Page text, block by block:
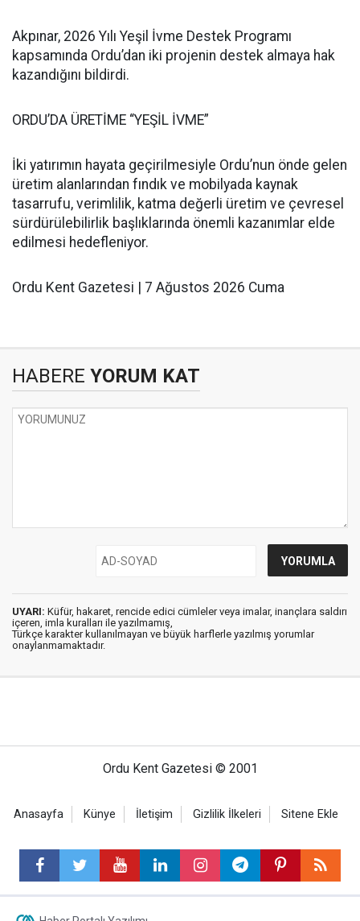
Akpınar, 2026 Yılı Yeşil İvme Destek Programı
kapsamında Ordu’dan iki projenin destek almaya hak
kazandığını bildirdi.
ORDU’DA ÜRETİME “YEŞİL İVME”
İki yatırımın hayata geçirilmesiyle Ordu’nun önde gelen
üretim alanlarından fındık ve mobilyada kaynak
tasarrufu, verimlilik, katma değerli üretim ve çevresel
sürdürülebilirlik başlıklarında önemli kazanımlar elde
edilmesi hedefleniyor.
Ordu Kent Gazetesi | 7 Ağustos 2026 Cuma
HABERE YORUM KAT
UYARI: Küfür, hakaret, rencide edici cümleler veya imalar, inançlara saldırı
içeren, imla kuralları ile yazılmamış,
Türkçe karakter kullanılmayan ve büyük harflerle yazılmış yorumlar
onaylanmamaktadır.
Ordu Kent Gazetesi © 2001
Anasayfa Künye İletişim Gizlilik İlkeleri Sitene Ekle